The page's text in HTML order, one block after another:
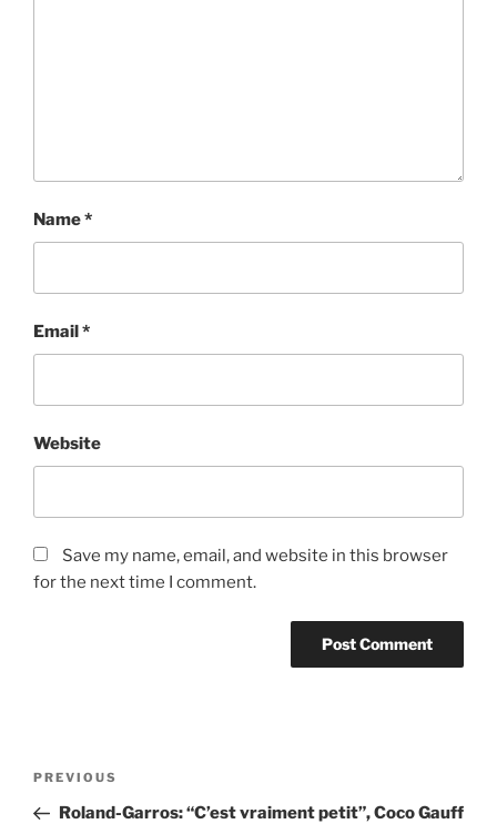
Name*
Email *
Website
Save my name, email, and website in this browser
for the next time I comment.
Previous
Post
PREVIOUS
Roland-Garros: “C’est vraiment petit”, Coco Gauff